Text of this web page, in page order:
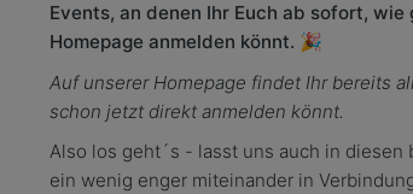
Events, an denen Ihr Euch ab sofort,
Homepage anmelden könnt. 🎉
Auf unserer Homepage findet Ihr bereits
schon jetzt direkt anmelden könnt.
Also los geht´s - lasst uns auch in
ein wenig enger miteinander in